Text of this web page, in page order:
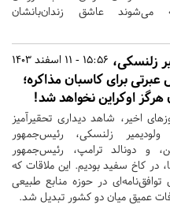
می‌شوند عاشق زندان‌بانشان
15:56 - 11 اسفند 1403 زلنسکی،
برای کاسبان مذاکره؛
هرگز اوکراین نخواهد شد!
اخیر، شاهد دیداری تحقیرآمیز
ولودیمیر زلنسکی، رئیس‌جمهور
و دونالد ترامپ، رئیس‌جمهور
در کاخ سفید بودیم. این ملاقات که
در حوزه منابع طبیعی
عمیق میان دو کشور تبدیل شد.